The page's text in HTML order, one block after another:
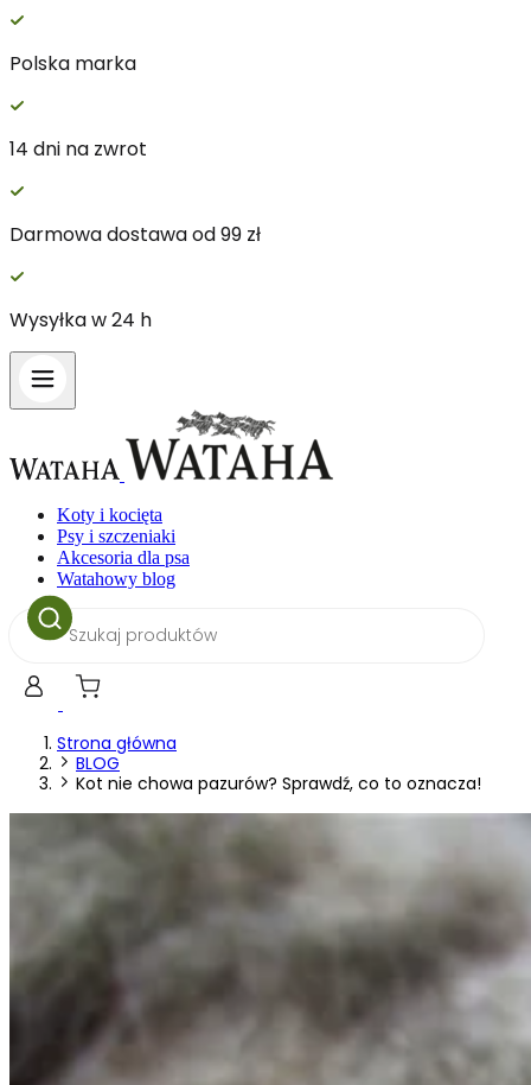
Polska marka
14 dni na zwrot
Darmowa dostawa od 99 zł
Wysyłka w 24 h
Koty i kocięta
Psy i szczeniaki
Akcesoria dla psa
Watahowy blog
Wyszukiwarka
produktów
Strona główna
BLOG
Kot nie chowa pazurów? Sprawdź, co to oznacza!